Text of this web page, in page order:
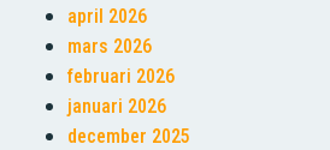
april 2026
mars 2026
februari 2026
januari 2026
december 2025